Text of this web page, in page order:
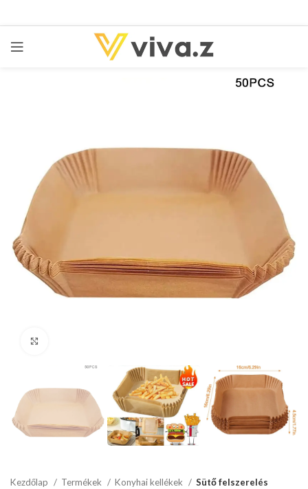
Kezdőlap Termékek Konyhai kellékek Sütő felszerelés